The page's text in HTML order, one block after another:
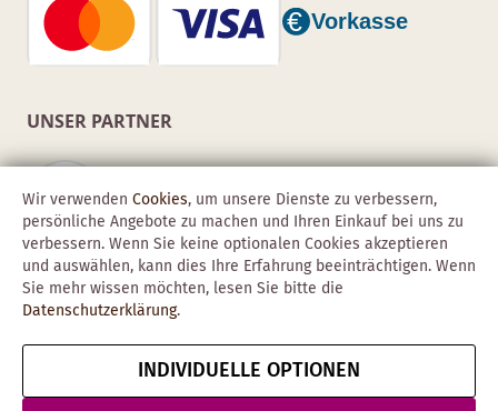
UNSER PARTNER
Copyright © 2026 Obadis GmbH
ImpressumAGBDatenschutz Vertrag widerrufen
Wir verwenden Cookies, um unsere Dienste zu verbessern,
persönliche Angebote zu machen und Ihren Einkauf bei uns zu
verbessern. Wenn Sie keine optionalen Cookies akzeptieren
und auswählen, kann dies Ihre Erfahrung beeinträchtigen. Wenn
Sie mehr wissen möchten, lesen Sie bitte die
Datenschutzerklärung.
INDIVIDUELLE OPTIONEN